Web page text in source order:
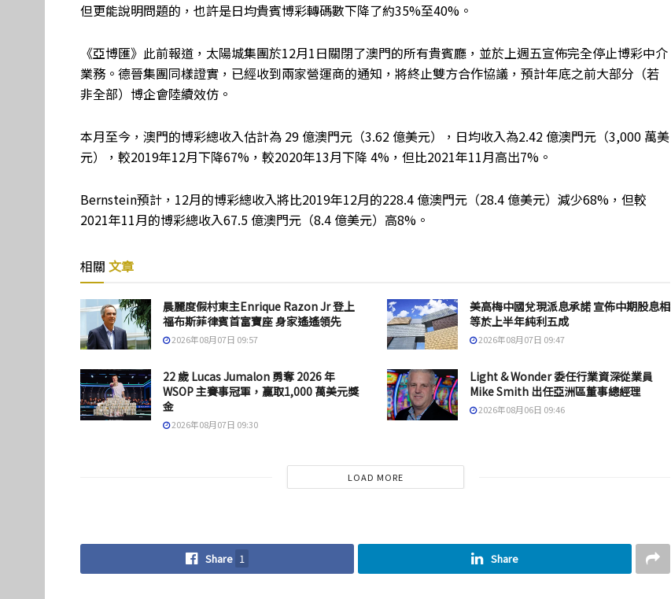
但更能說明問題的，也許是日均貴賓博彩轉碼數下降了約35%至40%。
《亞博匯》此前報道，太陽城集團於12月1日關閉了澳門的所有貴賓廳，並於上週五宣佈完全停止博彩中介
業務。德晉集團同樣證實，已經收到兩家營運商的通知，將終止雙方合作協議，預計年底之前大部分（若
非全部）博企會陸續效仿。
本月至今，澳門的博彩總收入估計為 29 億澳門元（3.62 億美元），日均收入為2.42 億澳門元（3,000 萬美
元），較2019年12月下降67%，較2020年13月下降 4%，但比2021年11月高出7%。
Bernstein預計，12月的博彩總收入將比2019年12月的228.4 億澳門元（28.4 億美元）減少68%，但較
2021年11月的博彩總收入67.5 億澳門元（8.4 億美元）高8%。
相關 文章
晨麗度假村東主Enrique Razon Jr 登上
福布斯菲律賓首富寶座 身家遙遙領先
2026年08月07日 09:57
美高梅中國兌現派息承諾 宣佈中期股息相
等於上半年純利五成
2026年08月07日 09:47
22 歲 Lucas Jumalon 勇奪 2026 年
WSOP 主賽事冠軍，贏取1,000 萬美元獎
金
2026年08月07日 09:30
Light & Wonder 委任行業資深從業員
Mike Smith 出任亞洲區董事總經理
2026年08月06日 09:46
LOAD MORE
Share 1 Share